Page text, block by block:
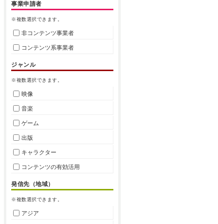
事業申請者
※複数選択できます。
非コンテンツ事業者
コンテンツ系事業者
ジャンル
※複数選択できます。
映像
音楽
ゲーム
出版
キャラクター
コンテンツの有効活用
発信先（地域）
※複数選択できます。
アジア